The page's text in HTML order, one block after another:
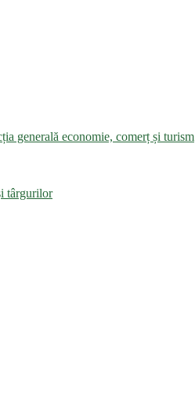
generală economie, comerț și turism
târgurilor